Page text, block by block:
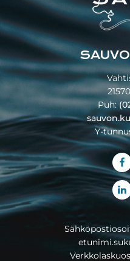
Puh:
Y-